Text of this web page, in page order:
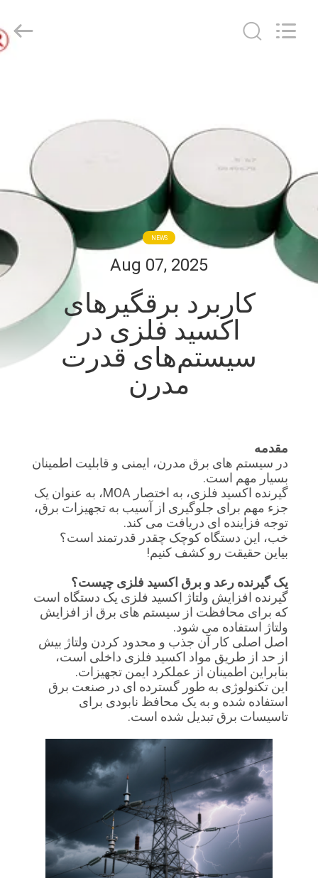
محصولات
نمایش
واقعیت
مجازی
درباره
کیفیت
تماس
بگیرید
اخبار
BLOG
درخواست
نقل قول
نقشه
سایت
PRIVACY
POLICY
Electronics
Co.,Ltd.
NEWS
Aug 07, 2025
کاربرد برقگیرهای
اکسید فلزی در
سیستم‌های قدرت
مدرن
مقدمه
در سیستم های برق مدرن، ایمنی و قابلیت اطمینان
بسیار مهم است.
گیرنده اکسید فلزی، به اختصار MOA، به عنوان یک
جزء مهم برای جلوگیری از آسیب به تجهیزات برق،
توجه فزاینده ای دریافت می کند.
خب، این دستگاه کوچک چقدر قدرتمند است؟
بیاین حقیقت رو کشف کنیم!
یک گیرنده رعد و برق اکسید فلزی چیست؟
گیرنده افزایش ولتاژ اکسید فلزی یک دستگاه است
که برای محافظت از سیستم های برق از افزایش
ولتاژ استفاده می شود.
اصل اصلی کار آن جذب و محدود کردن ولتاژ بیش
از حد از طریق مواد اکسید فلزی داخلی است،
بنابراین اطمینان از عملکرد ایمن تجهیزات.
این تکنولوژی به طور گسترده ای در صنعت برق
استفاده شده و به یک محافظ نابودی برای
تاسیسات برق تبدیل شده است.